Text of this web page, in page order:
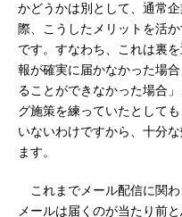
かどうかは別として、通常
際、こうしたメリットを活
です。すなわち、これは裏
報が確実に届かなかった場
ることができなかった場合
グ施策を練っていたとして
いないわけですから、十分
ます。
これまでメール配信に関
メールは届くのが当たり前